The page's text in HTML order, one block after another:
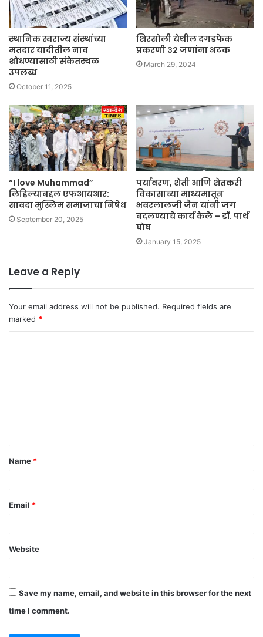
स्थानिक स्वराज्य संस्थांच्या
मतदार यादीतील नाव
शोधण्यासाठी संकेतस्थळ
उपलब्ध
October 11, 2025
शिरसोली येथील दगडफेक
प्रकरणी ३२ जणांना अटक
March 29, 2024
“I love Muhammad”
लिहिल्याबद्दल एफआयआर:
सावदा मुस्लिम समाजाचा निषेध
September 20, 2025
पर्यावरण, शेती आणि शेतकरी
विकासाच्या माध्यमातून
भवरलालजी जैन यांनी जग
बदलण्याचे कार्य केले – डॉ. पार्थ
घोष
January 15, 2025
Leave a Reply
Your email address will not be published. Required fields are
marked *
t
*
Name *
Email *
Website
Save my name, email, and website in this browser for the next
time I comment.